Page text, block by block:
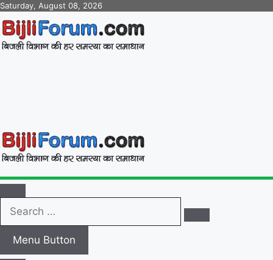
Skip
to
content
Saturday, August 08, 2026
Search
Menu Button